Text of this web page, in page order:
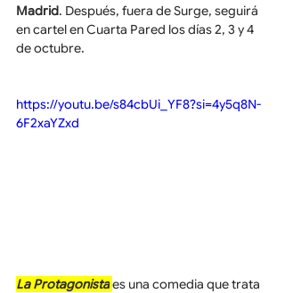
Madrid. Después, fuera de Surge, seguirá
en cartel en Cuarta Pared los días 2, 3 y 4
de octubre.
https://youtu.be/s84cbUi_YF8?si=4y5q8N-
6F2xaYZxd
La Protagonistaes una comedia que trata